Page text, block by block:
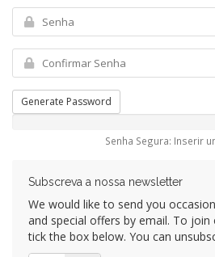
Generate Password
Senha Segura: Inserir
Subscreva a nossa newsletter
We would like to send you
and special offers by email. To
tick the box below. You can